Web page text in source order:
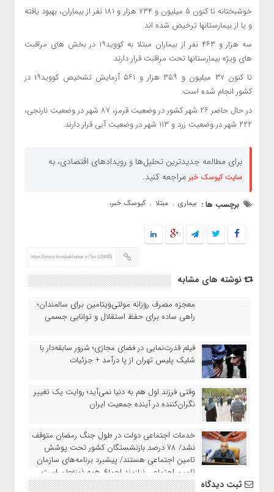
خوشبختانه تا کنون ۵ میلیون و ۷۳۴ هزار و ۱۸۱ نفر از بیماران، بهبود یافته
و یا از بیمارستانها ترخیص شده اند.
سه هزار و ۴۶۳ نفر از بیماران مبتلا به کووید۱۹ در بخش های مراقبت
های ویژه بیمارستانها تحت مراقبت قرار دارند.
تا کنون ۳۷ میلیون و ۳۵۹ هزار و ۵۶۱ آزمایش تشخیص کووید۱۹ در
کشور انجام شده است.
در حال حاضر ۲۶ شهر کشور در وضعیت قرمز، ۸۷ شهر در وضعیت نارنجی،
۲۲۲ شهر در وضعیت زرد و ۱۱۳ شهر در وضعیت آبی قرار دارند.
برای مطالعه جدیدترین تحلیل‌ها و رویدادهای اقتصادی، به
سایت کیوسک خبر مراجعه کنید.
برچسب ها : بیماری , مبتلا , کیوسک خبر،
https://www.kioskekhabar.ir/?p=128485
نوشته های مشابه
معجزه مصرف روزانه مولتی‌ویتامین برای سالمندان؛
راهی ساده برای حفظ استقلال و توانایی جسمی
فیلم قدرت‌نمایی در فضای مجازی؛ شرور سابقه‌دار با
شلیک پلیس تهران از پا درآمد + جزئیات
وقتی فرزند اول هم به دنیا نمی‌آید؛ روایت یک تغییر
نگران‌کننده در آینده جمعیت ایران
خدمات اجتماعی دولت در طول جنگ رمضان متوقف
نشد/ ۷۸ درصد بازنشستگان کشور تحت پوشش
تامین اجتماعی هستند/ پیشبرد برنامه‌های سازمان
تامین اجتماعی نیازمند اجماع همه ذینفعان است
ثبت دیدگاه